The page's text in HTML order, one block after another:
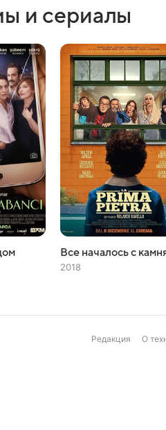
и сериалы
Все началось с
2018
Редакция О